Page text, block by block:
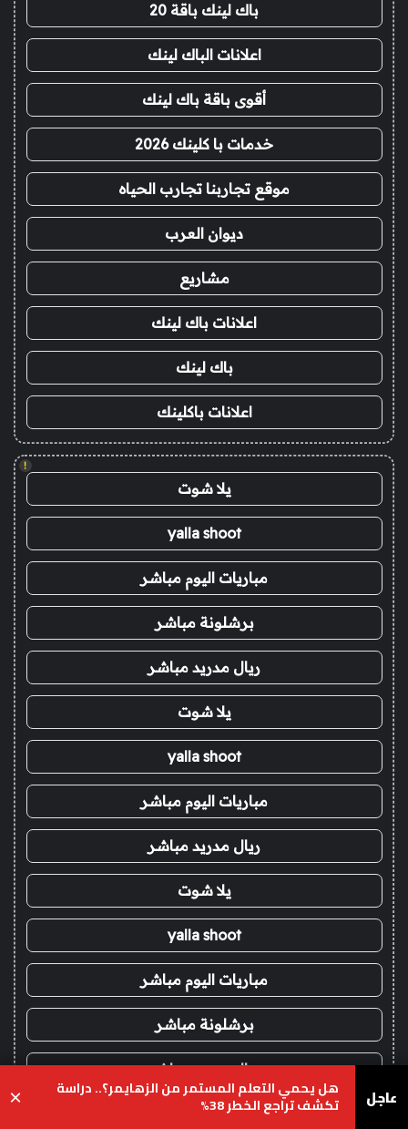
باك لينك باقة 20
اعلانات الباك لينك
أقوى باقة باك لينك
خدمات با كلينك 2026
موقع تجاربنا تجارب الحياه
ديوان العرب
مشاريع
اعلانات باك لينك
باك لينك
اعلانات باكلينك
!
يلا شوت
yalla shoot
مباريات اليوم مباشر
برشلونة مباشر
ريال مدريد مباشر
يلا شوت
yalla shoot
مباريات اليوم مباشر
ريال مدريد مباشر
يلا شوت
yalla shoot
مباريات اليوم مباشر
برشلونة مباشر
ريال مدريد مباشر
ريال مدريد مباشر
عاجل هل يحمي التعلم المستمر من الزهايمر؟.. دراسة
تكشف تراجع الخطر 38% ×